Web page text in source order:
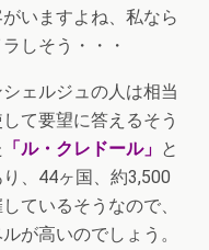
いますよね、私なら
しそう・・・
ェルジュの人は相当
て要望に答えるそう
「ル・クレドール」 と
、44ヶ国、約3,500
ているそうなので、
が高いのでしょう。